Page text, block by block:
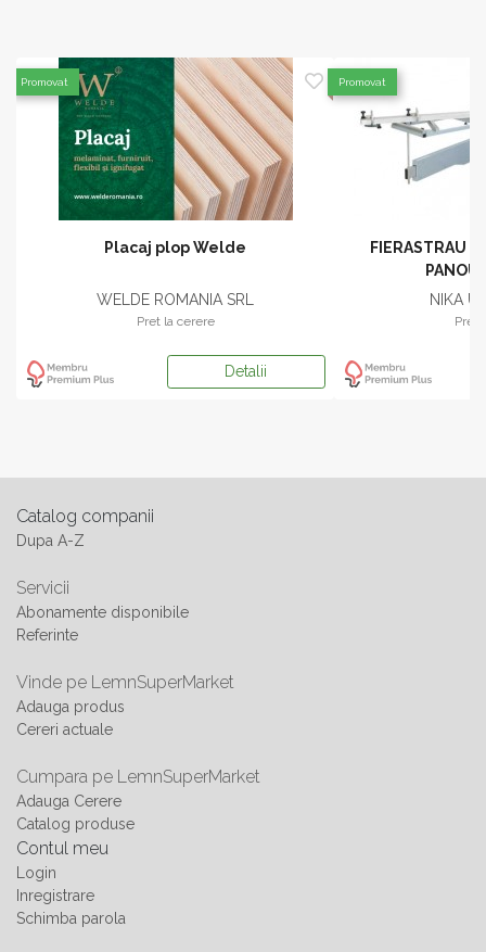
Placaj plop Welde
WELDE ROMANIA SRL
Pret la cerere
Detalii
Promovat
FIERASTRAU
NIKA
Pret
Promovat
Catalog companii
Dupa A-Z
Servicii
Abonamente disponibile
Referinte
Vinde pe LemnSuperMarket
Adauga produs
Cereri actuale
Cumpara pe LemnSuperMarket
Adauga Cerere
Catalog produse
Contul meu
Login
Inregistrare
Schimba parola